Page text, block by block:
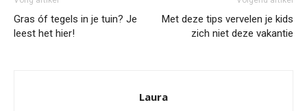
Gras óf tegels in je tuin? Je
leest het hier!
Met deze tips vervelen je kids
zich niet deze vakantie
Laura